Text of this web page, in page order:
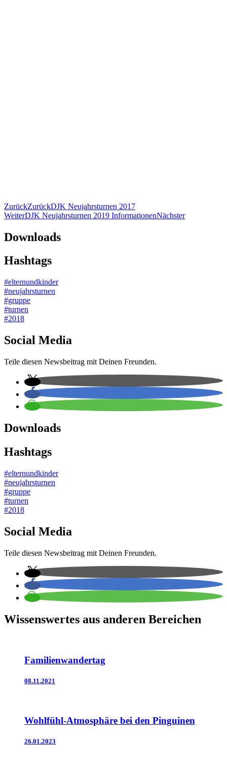
ZurückZurückDJK Neujahrsturnen 2017
WeiterDJK Neujahrsturnen 2019 InformationenNächster
Downloads
Hashtags
#elternundkinder
#neujahrsturnen
#gruppe
#turnen
#2018
Social Media
Teile diesen Newsbeitrag mit Deinen Freunden.
Downloads
Hashtags
#elternundkinder
#neujahrsturnen
#gruppe
#turnen
#2018
Social Media
Teile diesen Newsbeitrag mit Deinen Freunden.
Wissenswertes aus anderen Bereichen
Familienwandertag
08.11.2021
Wohlfühl-Atmosphäre bei den Pinguinen
26.01.2023